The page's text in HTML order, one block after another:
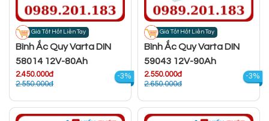
Giá Tốt Hốt Liền Tay
Bình Ắc Quy Varta DIN
58014 12V-80Ah
2.450.000đ
2.550.000đ
-3%
Giá Tốt Hốt Liền Tay
Bình Ắc Quy Varta DIN
59043 12V-90Ah
2.550.000đ
2.650.000đ
-3%